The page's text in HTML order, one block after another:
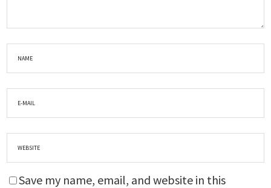
Save my name, email, and website in this